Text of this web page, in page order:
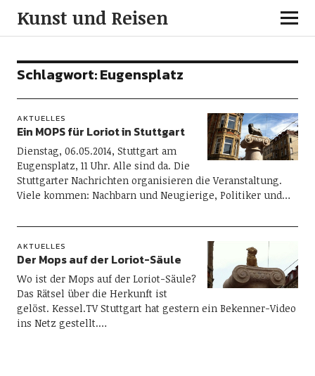
Kunst und Reisen
Schlagwort:Eugensplatz
AKTUELLES
Ein MOPS für Loriot in Stuttgart
Dienstag, 06.05.2014, Stuttgart am
Eugensplatz, 11 Uhr. Alle sind da. Die
Stuttgarter Nachrichten organisieren die Veranstaltung.
Viele kommen: Nachbarn und Neugierige, Politiker und…
AKTUELLES
Der Mops auf der Loriot-Säule
Wo ist der Mops auf der Loriot-Säule?
Das Rätsel über die Herkunft ist
gelöst. Kessel.TV Stuttgart hat gestern ein Bekenner-Video
ins Netz gestellt.…